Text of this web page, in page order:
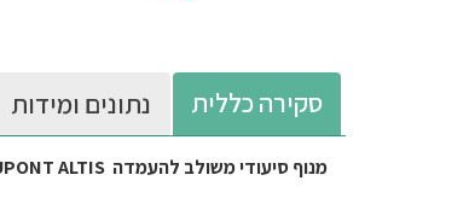
סקירה כללית נתונים ומידות
מנוף סיעודי משולב להעמדה DUPONT ALTIS